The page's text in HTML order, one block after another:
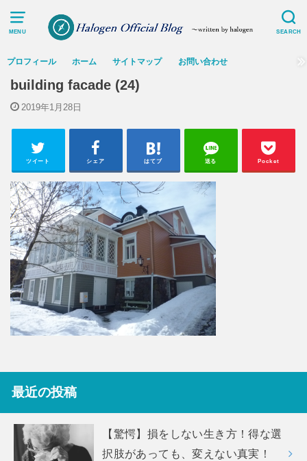
MENU SEARCH
プロフィール ホーム サイトマップ お問い合わせ
building facade (24)
2019年1月28日
ツイート シェア はてブ 送る Pocket
最近の投稿
【驚愕】損をしない生き方！得な選
択肢があっても、変えない真実！